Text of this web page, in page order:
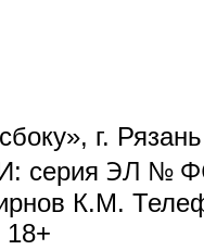
г.
серия ЭЛ №
К.М.
sends e-mail)
18+